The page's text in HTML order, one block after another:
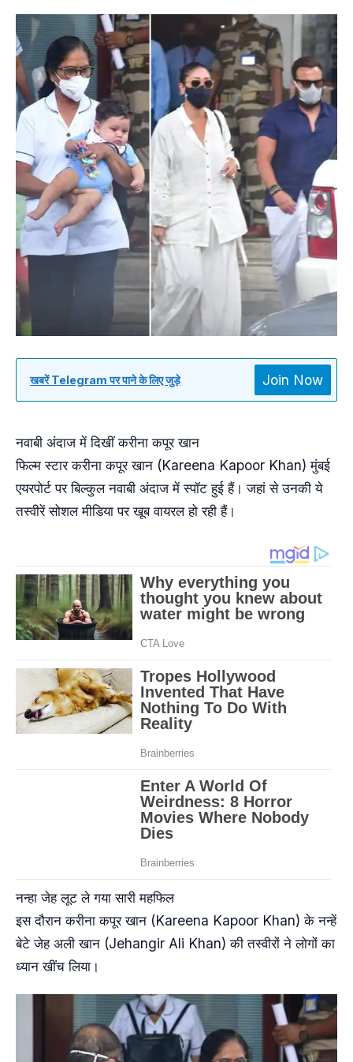
खबरें Telegram पर पाने के लिए जुड़े Join Now
नवाबी अंदाज में दिखीं करीना कपूर खान
फिल्म स्टार करीना कपूर खान (Kareena Kapoor Khan) मुंबई
एयरपोर्ट पर बिल्कुल नवाबी अंदाज में स्पॉट हुई हैं। जहां से उनकी ये
तस्वीरें सोशल मीडिया पर खूब वायरल हो रही हैं।
नन्हा जेह लूट ले गया सारी महफिल
इस दौरान करीना कपूर खान (Kareena Kapoor Khan) के नन्हें
बेटे जेह अली खान (Jehangir Ali Khan) की तस्वीरों ने लोगों का
ध्यान खींच लिया।